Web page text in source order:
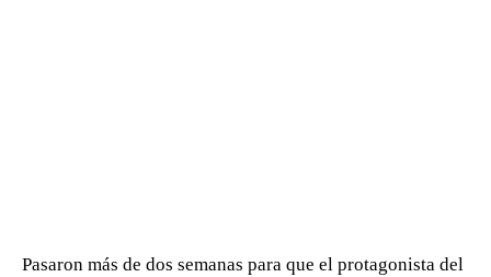
Pasaron más de dos semanas para que el protagonista del